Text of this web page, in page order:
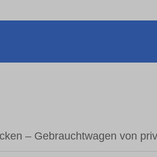
– Gebrauchtwagen von